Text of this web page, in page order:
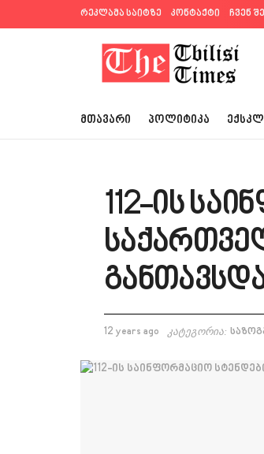
რეკლამა საიტზე კონტაქტი ჩვენ
ᲛᲗᲐᲕᲐᲠᲘ ᲞᲝᲚᲘᲢᲘᲙᲐ
112-ის
12 years ago კატეგორია: